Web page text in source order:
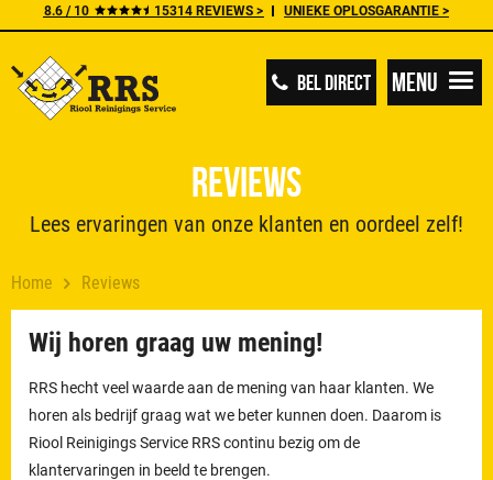
8.6 / 10 15314 REVIEWS > UNIEKE OPLOSGARANTIE >
BEL DIRECT Menu
Home Reviews
Reviews
Lees ervaringen van onze klanten en oordeel zelf!
Wij horen graag uw mening!
RRS hecht veel waarde aan de mening van haar klanten. We
horen als bedrijf graag wat we beter kunnen doen. Daarom is
Riool Reinigings Service RRS continu bezig om de
klantervaringen in beeld te brengen.